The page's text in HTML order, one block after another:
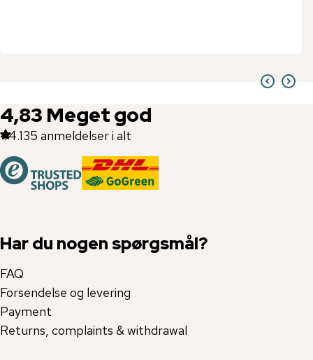
4,83 Meget god
44.135 anmeldelser i alt
Har du nogen spørgsmål?
FAQ
Forsendelse og levering
Payment
Returns, complaints & withdrawal